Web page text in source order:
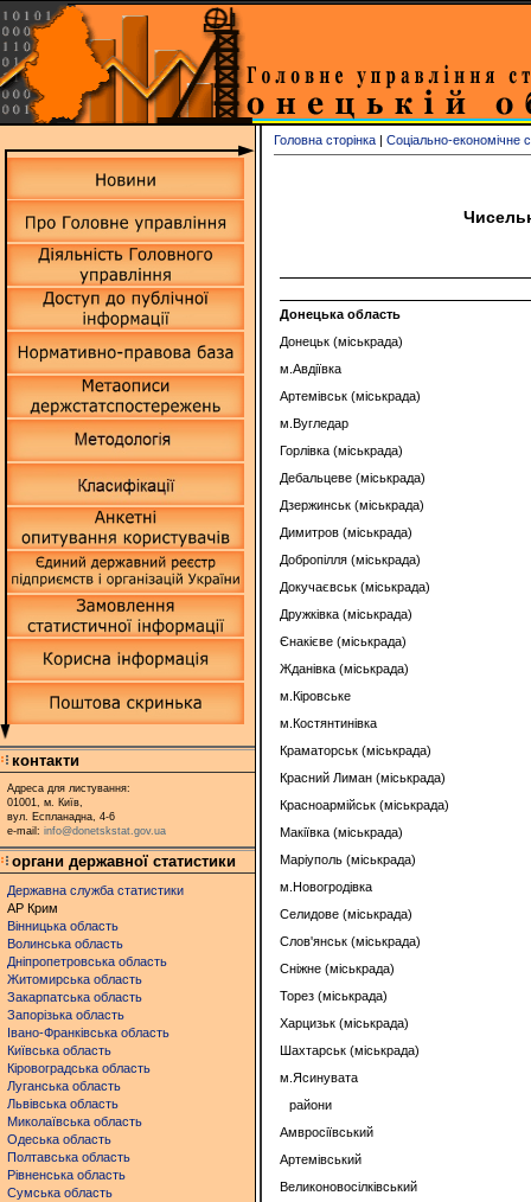
контакти
Адреса для листування:
01001, м. Київ,
вул. Еспланадна, 4-6
e-mail: info@donetskstat.gov.ua
органи державної статистики
Державна служба статистики
АР Крим
Вінницька область
Волинська область
Дніпропетровська область
Житомирська область
Закарпатська область
Запорізька область
Івано-Франківська область
Київська область
Кіровоградська область
Луганська область
Львівська область
Миколаївська область
Одеська область
Полтавська область
Рівненська область
Сумська область
Головна сторінка | Соціально-економічне
Донецька область
Донецьк (міськрада)
м.Авдіївка
Артемівськ (міськрада)
м.Вугледар
Горлівка (міськрада)
Дебальцеве (міськрада)
Дзержинськ (міськрада)
Димитров (міськрада)
Добропілля (міськрада)
Докучаєвськ (міськрада)
Дружківка (міськрада)
Єнакієве (міськрада)
Жданівка (міськрада)
м.Кіровське
м.Костянтинівка
Краматорськ (міськрада)
Красний Лиман (міськрада)
Красноармійськ (міськрада)
Макіївка (міськрада)
Маріуполь (міськрада)
м.Новогродівка
Селидове (міськрада)
Слов'янськ (міськрада)
Сніжне (міськрада)
Торез (міськрада)
Харцизьк (міськрада)
Шахтарськ (міськрада)
м.Ясинувата
райони
Амвросіївський
Артемівський
Великоновосілківський